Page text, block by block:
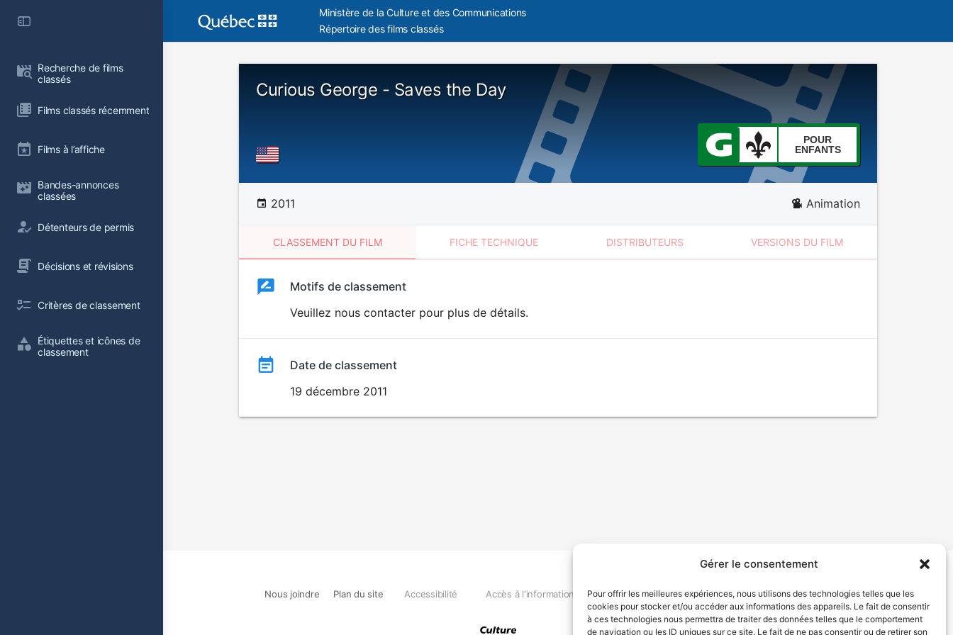
Gérer le consentement
Pour offrir les meilleures expériences, nous utilisons des technologies telles que les
cookies pour stocker et/ou accéder aux informations des appareils. Le fait de consentir
à ces technologies nous permettra de traiter des données telles que le comportement
de navigation ou les ID uniques sur ce site. Le fait de ne pas consentir ou de retirer son
Recherche de films
classés
Films classés récemment
Films à l’affiche
Bandes-annonces
classées
Détenteurs de permis
Décisions et révisions
Critères de classement
Étiquettes et icônes de
classement
Ministère de la Culture et des Communications
Répertoire des films classés
Curious George - Saves the Day
POUR
ENFANTS
2011 Animation
CLASSEMENT DU FILM FICHE TECHNIQUE DISTRIBUTEURS VERSIONS DU FILM
ClassementClassement
POUR
Motifs de classement
Veuillez nous contacter pour plus de détails.
Date de classement
19 décembre 2011
Nous joindre Plan du site Accessibilité Accès à l'information Déclaration de services Politique de confidentialité